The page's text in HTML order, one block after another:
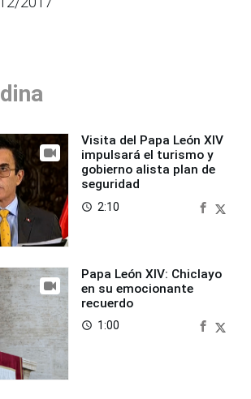
Visita del Papa León XIV
impulsará el turismo y
gobierno alista plan de
seguridad
access_time 2:10
Papa León XIV: Chiclayo
en su emocionante
recuerdo
access_time 1:00